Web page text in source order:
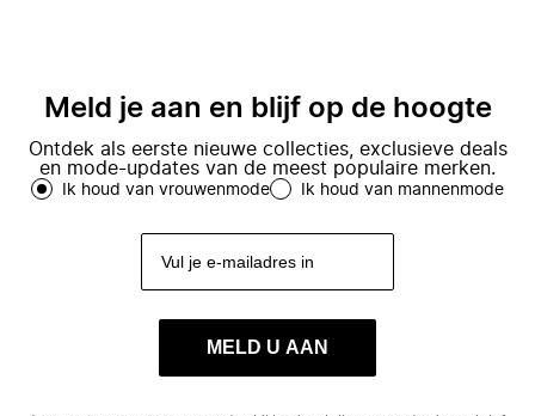
Meld je aan en blijf op de hoogte
Ontdek als eerste nieuwe collecties, exclusieve deals
en mode-updates van de meest populaire merken.
Ik houd van vrouwenmode Ik houd van mannenmode
MELD U AAN